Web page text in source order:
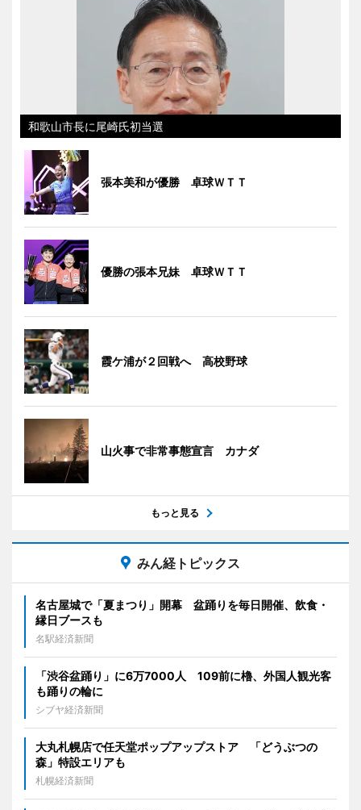
和歌山市長に尾崎氏初当選
張本美和が優勝 卓球ＷＴＴ
優勝の張本兄妹 卓球ＷＴＴ
霞ケ浦が２回戦へ 高校野球
山火事で非常事態宣言 カナダ
もっと見る
みん経トピックス
名古屋城で「夏まつり」開幕 盆踊りを毎日開催、飲食・
縁日ブースも
名駅経済新聞
「渋谷盆踊り」に6万7000人 109前に櫓、外国人観光客
も踊りの輪に
シブヤ経済新聞
大丸札幌店で任天堂ポップアップストア 「どうぶつの
森」特設エリアも
札幌経済新聞